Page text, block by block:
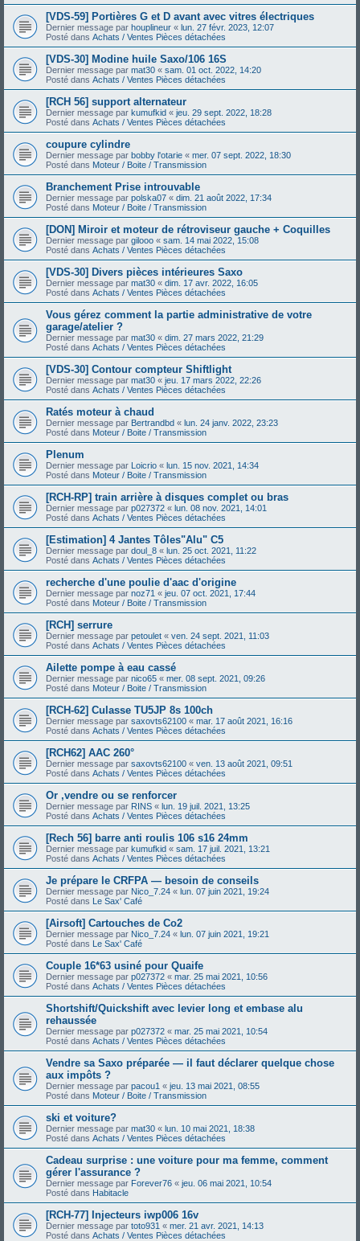
[VDS-59] Portières G et D avant avec vitres électriques
Dernier message par houplineur « lun. 27 févr. 2023, 12:07
Posté dans Achats / Ventes Pièces détachées
[VDS-30] Modine huile Saxo/106 16S
Dernier message par mat30 « sam. 01 oct. 2022, 14:20
Posté dans Achats / Ventes Pièces détachées
[RCH 56] support alternateur
Dernier message par kumufkid « jeu. 29 sept. 2022, 18:28
Posté dans Achats / Ventes Pièces détachées
coupure cylindre
Dernier message par bobby l'otarie « mer. 07 sept. 2022, 18:30
Posté dans Moteur / Boite / Transmission
Branchement Prise introuvable
Dernier message par polska07 « dim. 21 août 2022, 17:34
Posté dans Moteur / Boite / Transmission
[DON] Miroir et moteur de rétroviseur gauche + Coquilles
Dernier message par gilooo « sam. 14 mai 2022, 15:08
Posté dans Achats / Ventes Pièces détachées
[VDS-30] Divers pièces intérieures Saxo
Dernier message par mat30 « dim. 17 avr. 2022, 16:05
Posté dans Achats / Ventes Pièces détachées
Vous gérez comment la partie administrative de votre
garage/atelier ?
Dernier message par mat30 « dim. 27 mars 2022, 21:29
Posté dans Achats / Ventes Pièces détachées
[VDS-30] Contour compteur Shiftlight
Dernier message par mat30 « jeu. 17 mars 2022, 22:26
Posté dans Achats / Ventes Pièces détachées
Ratés moteur à chaud
Dernier message par Bertrandbd « lun. 24 janv. 2022, 23:23
Posté dans Moteur / Boite / Transmission
Plenum
Dernier message par Loicrio « lun. 15 nov. 2021, 14:34
Posté dans Moteur / Boite / Transmission
[RCH-RP] train arrière à disques complet ou bras
Dernier message par p027372 « lun. 08 nov. 2021, 14:01
Posté dans Achats / Ventes Pièces détachées
[Estimation] 4 Jantes Tôles"Alu" C5
Dernier message par doul_8 « lun. 25 oct. 2021, 11:22
Posté dans Achats / Ventes Pièces détachées
recherche d'une poulie d'aac d'origine
Dernier message par noz71 « jeu. 07 oct. 2021, 17:44
Posté dans Moteur / Boite / Transmission
[RCH] serrure
Dernier message par petoulet « ven. 24 sept. 2021, 11:03
Posté dans Achats / Ventes Pièces détachées
Ailette pompe à eau cassé
Dernier message par nico65 « mer. 08 sept. 2021, 09:26
Posté dans Moteur / Boite / Transmission
[RCH-62] Culasse TU5JP 8s 100ch
Dernier message par saxovts62100 « mar. 17 août 2021, 16:16
Posté dans Achats / Ventes Pièces détachées
[RCH62] AAC 260°
Dernier message par saxovts62100 « ven. 13 août 2021, 09:51
Posté dans Achats / Ventes Pièces détachées
Or ,vendre ou se renforcer
Dernier message par RINS « lun. 19 juil. 2021, 13:25
Posté dans Achats / Ventes Pièces détachées
[Rech 56] barre anti roulis 106 s16 24mm
Dernier message par kumufkid « sam. 17 juil. 2021, 13:21
Posté dans Achats / Ventes Pièces détachées
Je prépare le CRFPA — besoin de conseils
Dernier message par Nico_7.24 « lun. 07 juin 2021, 19:24
Posté dans Le Sax' Café
[Airsoft] Cartouches de Co2
Dernier message par Nico_7.24 « lun. 07 juin 2021, 19:21
Posté dans Le Sax' Café
Couple 16*63 usiné pour Quaife
Dernier message par p027372 « mar. 25 mai 2021, 10:56
Posté dans Achats / Ventes Pièces détachées
Shortshift/Quickshift avec levier long et embase alu
rehaussée
Dernier message par p027372 « mar. 25 mai 2021, 10:54
Posté dans Achats / Ventes Pièces détachées
Vendre sa Saxo préparée — il faut déclarer quelque chose
aux impôts ?
Dernier message par pacou1 « jeu. 13 mai 2021, 08:55
Posté dans Moteur / Boite / Transmission
ski et voiture?
Dernier message par mat30 « lun. 10 mai 2021, 18:38
Posté dans Achats / Ventes Pièces détachées
Cadeau surprise : une voiture pour ma femme, comment
gérer l'assurance ?
Dernier message par Forever76 « jeu. 06 mai 2021, 10:54
Posté dans Habitacle
[RCH-77] Injecteurs iwp006 16v
Dernier message par toto931 « mer. 21 avr. 2021, 14:13
Posté dans Achats / Ventes Pièces détachées